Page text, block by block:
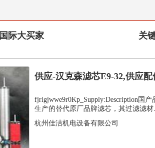
国际大买家 关
供应-汉克森滤芯E9-32,供应配
fjrigjwwe9r0Kp_Supply:Description国
生产的替代原厂品牌滤芯，其过滤滤材
杭州佳洁机电设备有限公司